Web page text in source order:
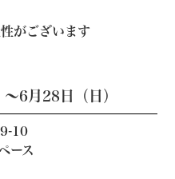
がございます
6月28日（日）
10
ース